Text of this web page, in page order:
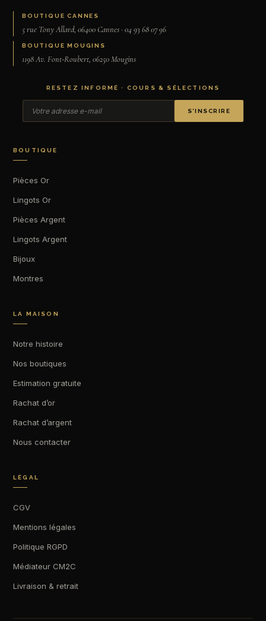
BOUTIQUE CANNES
5 rue Tony Allard, 06400 Cannes · 04 93 68 07 96
BOUTIQUE MOUGINS
1198 Av. Font-Roubert, 06250 Mougins
RESTEZ INFORMÉ · COURS & SÉLECTIONS
S’INSCRIRE
BOUTIQUE
Pièces Or
Lingots Or
Pièces Argent
Lingots Argent
Bijoux
Montres
LA MAISON
Notre histoire
Nos boutiques
Estimation gratuite
Rachat d’or
Rachat d’argent
Nous contacter
LÉGAL
CGV
Mentions légales
Politique RGPD
Médiateur CM2C
Livraison & retrait